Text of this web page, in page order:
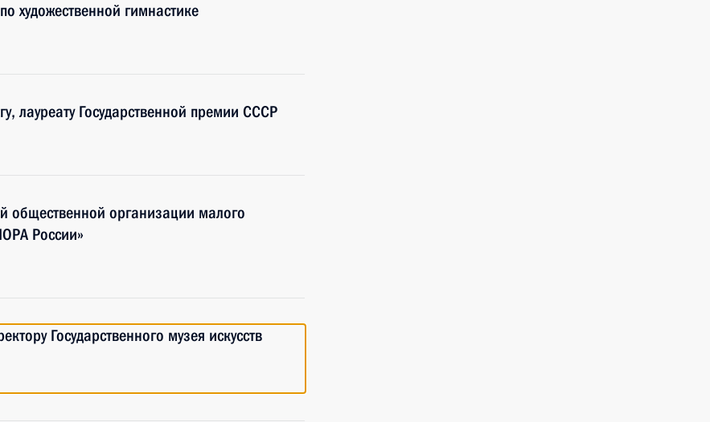
художественной гимнастике
лауреату Государственной премии СССР
общественной организации малого
России»
Государственного музея искусств